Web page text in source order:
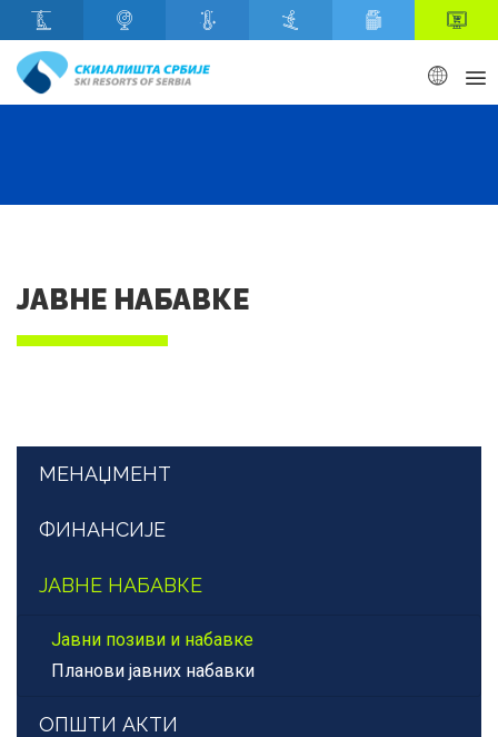
Скип то маин content
ЈАВНЕ НАБАВКЕ
МЕНАЏМЕНТ
ФИНАНСИЈЕ
ЈАВНЕ НАБАВКЕ
Јавни позиви и набавке
Планови јавних набавки
ОПШТИ АКТИ